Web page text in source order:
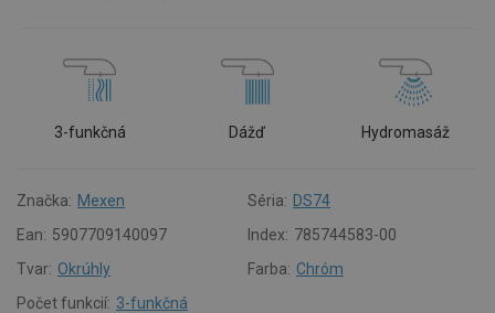
3-funkčná Dážď Hydromasáž
Značka: Mexen Séria: DS74
Ean: 5907709140097 Index: 785744583-00
Tvar: Okrúhly Farba: Chróm
Počet funkcií: 3-funkčná